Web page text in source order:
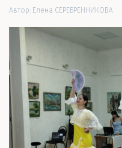
Автор: Елена СЕРЕБРЕННИКОВА